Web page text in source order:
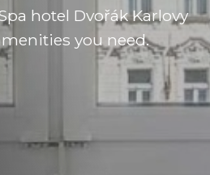
hotel Dvořák Karlovy
you need.